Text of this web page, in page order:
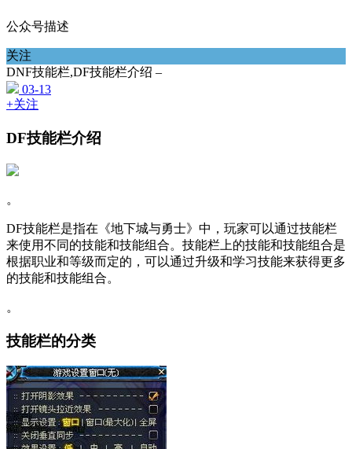
公众号描述
关注
DNF技能栏,DF技能栏介绍 –
03-13
+关注
DF技能栏介绍
。
DF技能栏是指在《地下城与勇士》中，玩家可以通过技能栏
来使用不同的技能和技能组合。技能栏上的技能和技能组合是
根据职业和等级而定的，可以通过升级和学习技能来获得更多
的技能和技能组合。
。
技能栏的分类